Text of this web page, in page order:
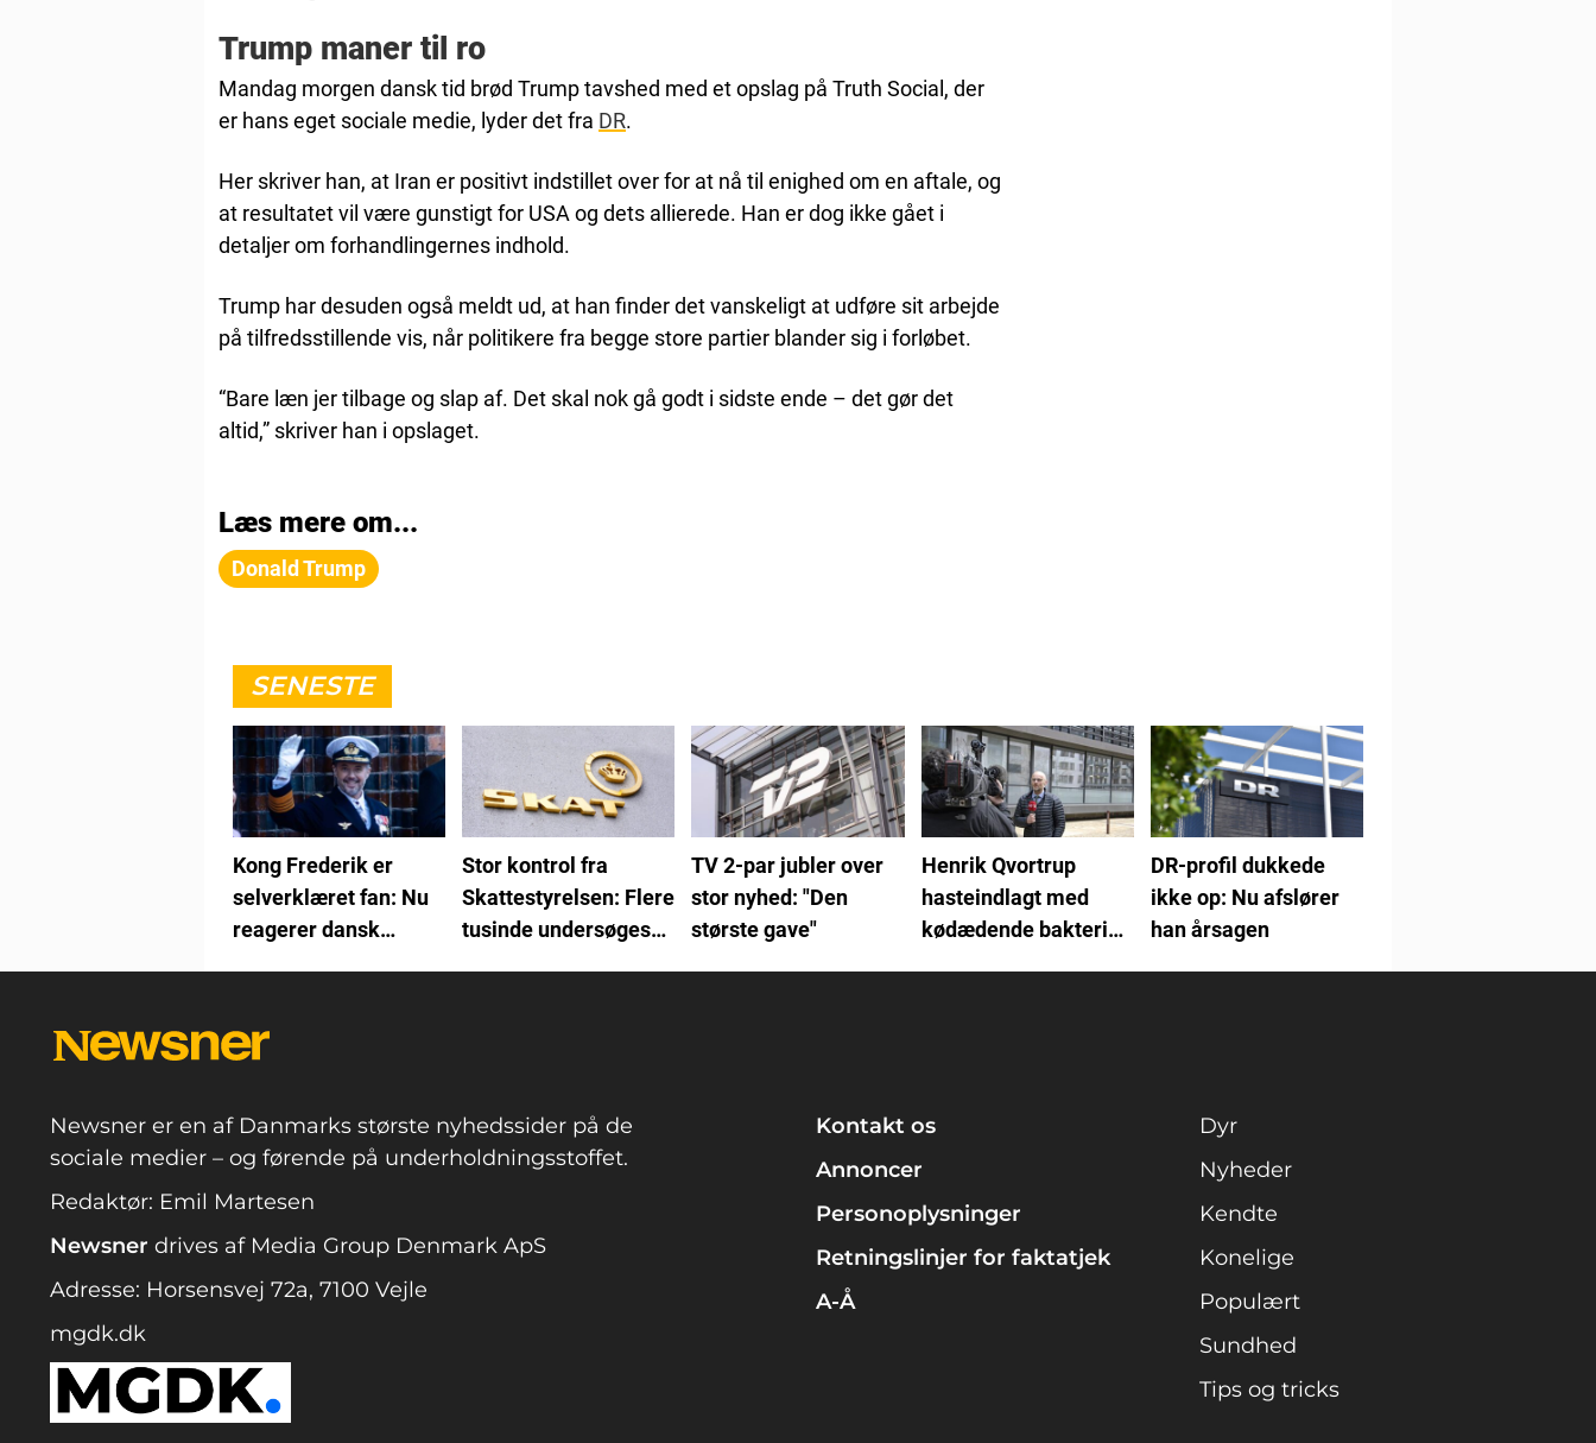
Trump maner til ro
Mandag morgen dansk tid brød Trump tavshed med et opslag på Truth Social, der
er hans eget sociale medie, lyder det fra DR.
Her skriver han, at Iran er positivt indstillet over for at nå til enighed om en aftale, og
at resultatet vil være gunstigt for USA og dets allierede. Han er dog ikke gået i
detaljer om forhandlingernes indhold.
Trump har desuden også meldt ud, at han finder det vanskeligt at udføre sit arbejde
på tilfredsstillende vis, når politikere fra begge store partier blander sig i forløbet.
“Bare læn jer tilbage og slap af. Det skal nok gå godt i sidste ende – det gør det
altid,” skriver han i opslaget.
Læs mere om...
Donald Trump
SENESTE
Kong Frederik er
selverklæret fan: Nu
reagerer dansk
Stor kontrol fra
Skattestyrelsen: Flere
tusinde undersøges
TV 2-par jubler over
stor nyhed: "Den
største gave"
Henrik Qvortrup
hasteindlagt med
kødædende bakterier:
DR-profil dukkede
ikke op: Nu afslører
han årsagen
Newsner er en af Danmarks største nyhedssider på de
sociale medier – og førende på underholdningsstoffet.
Redaktør: Emil Martesen
Newsner drives af Media Group Denmark ApS
Adresse: Horsensvej 72a, 7100 Vejle
mgdk.dk
Kontakt os
Annoncer
Personoplysninger
Retningslinjer for faktatjek
A-Å
Dyr
Nyheder
Kendte
Konelige
Populært
Sundhed
Tips og tricks